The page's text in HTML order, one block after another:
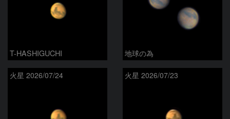
T-HASHIGUCHI 地球の為
火星 2026/07/24 火星 2026/07/23